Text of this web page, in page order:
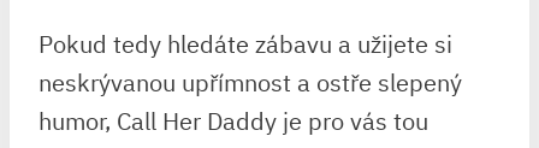
Pokud tedy hledáte zábavu a užijete si
neskrývanou upřímnost a ostře slepený
humor, Call Her Daddy je pro vás tou